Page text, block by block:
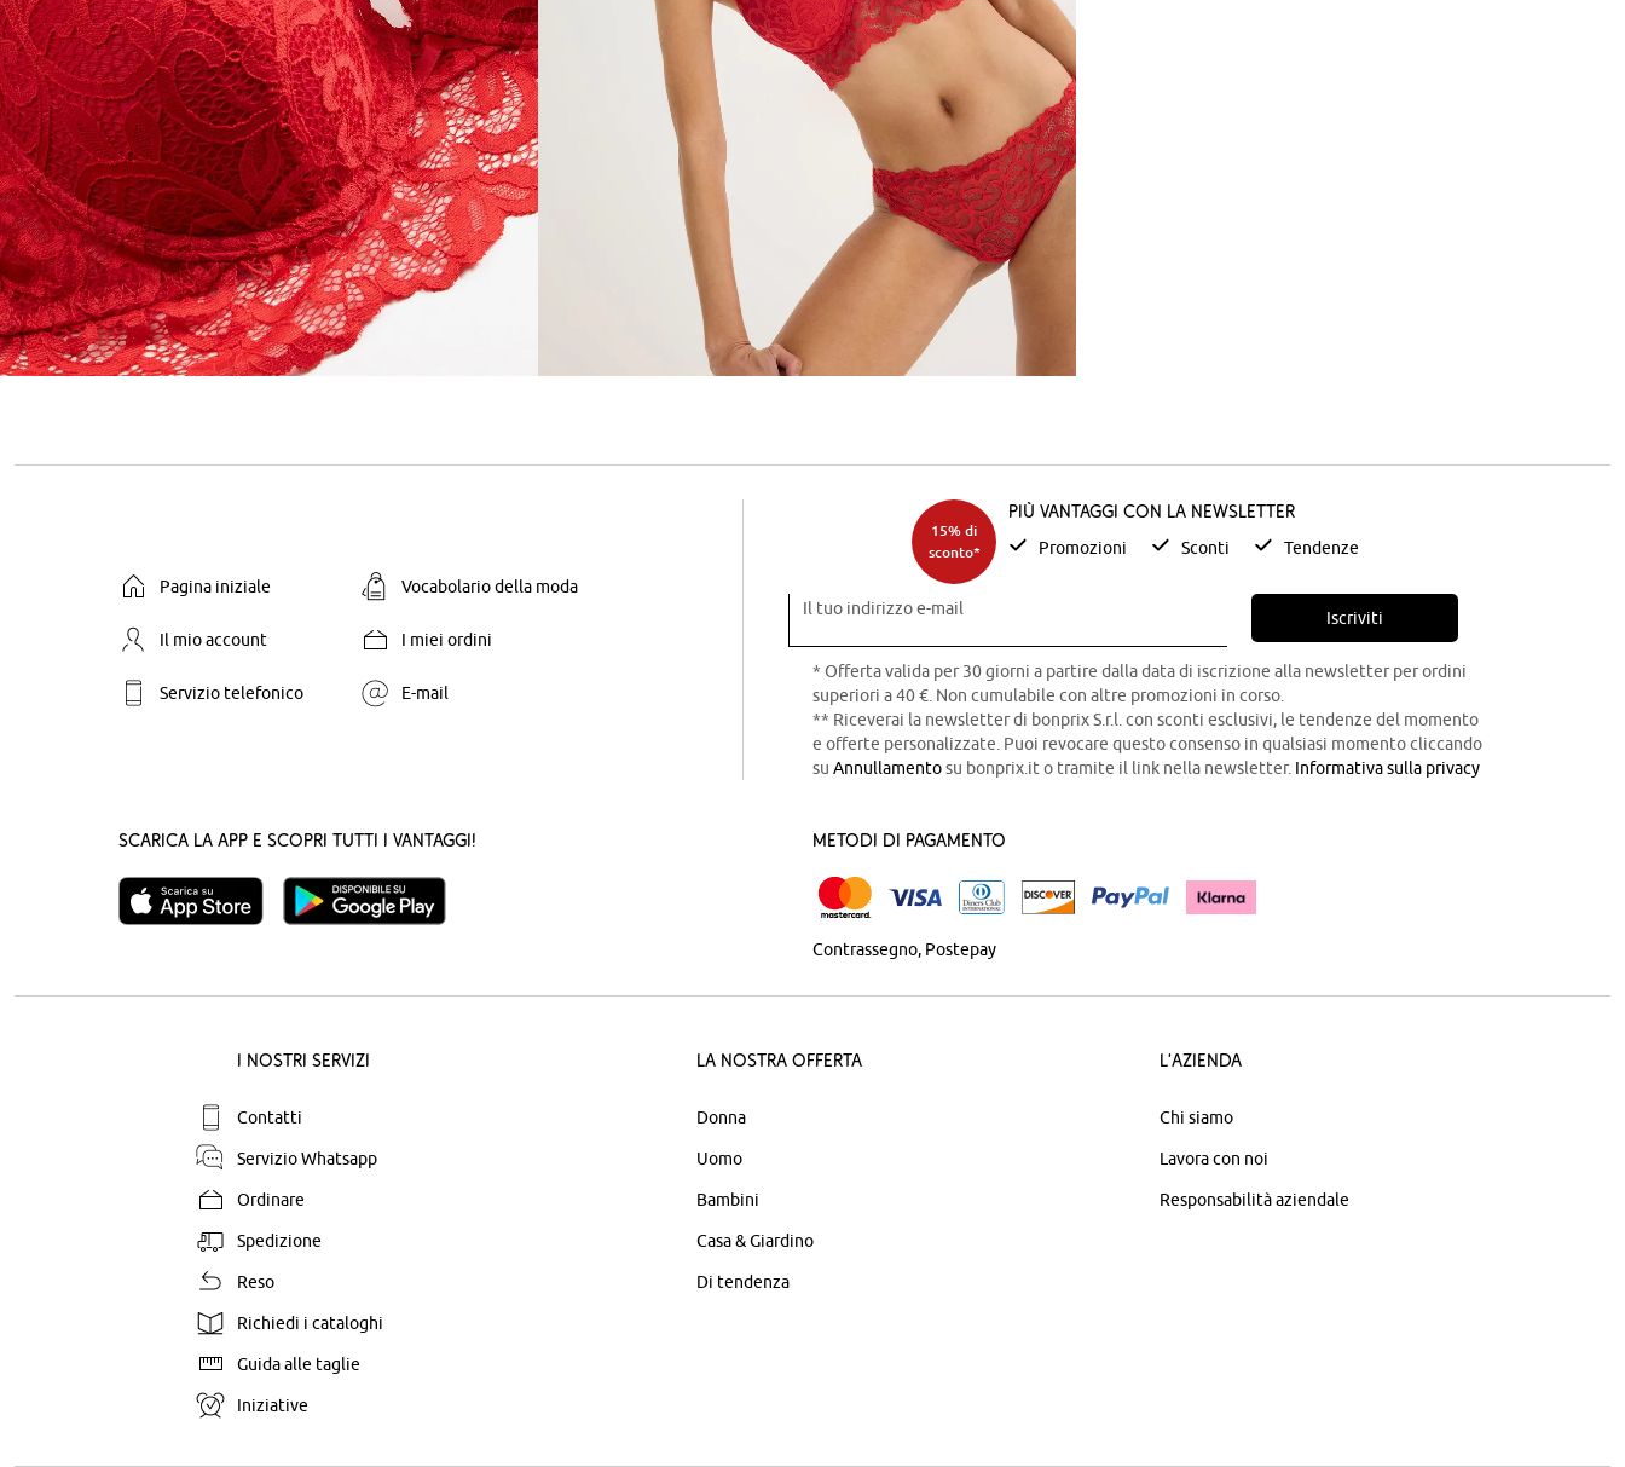
Pagina iniziale Vocabolario della moda
Il mio account I miei ordini
Servizio telefonico E-mail
15% di
sconto*
Più vantaggi con la newsletter
Promozioni Sconti Tendenze
Il tuo indirizzo e-mail Iscriviti
* Offerta valida per 30 giorni a partire dalla data di iscrizione alla newsletter per ordini
superiori a 40 €. Non cumulabile con altre promozioni in corso.
** Riceverai la newsletter di bonprix S.r.l. con sconti esclusivi, le tendenze del momento
e offerte personalizzate. Puoi revocare questo consenso in qualsiasi momento cliccando
su Annullamentosu bonprix.it o tramite il link nella newsletter. Informativa sulla privacy
Scarica la App e scopri tutti i vantaggi! Metodi di pagamento
Contrassegno Postepay
I nostri servizi
Contatti
Servizio Whatsapp
Ordinare
Spedizione
Reso
Richiedi i cataloghi
Guida alle taglie
Iniziative
La nostra offerta
Donna
Uomo
Bambini
Casa & Giardino
Di tendenza
L'azienda
Chi siamo
Lavora con noi
Responsabilità aziendale